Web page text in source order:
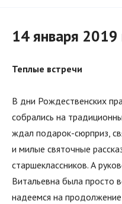
14 января 2019
Теплые встречи
В дни Рождественских
собрались на
ждал подарок-сюрприз,
и милые святочные
старшеклассников. А
Витальевна была просто
надеемся на